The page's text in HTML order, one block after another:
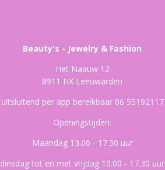
Beauty's - Jewelry & Fashion
Het Naauw 12
8911 HX Leeuwarden
uitsluitend per app bereikbaar 06 55192117
Openingstijden:
Maandag 13.00 - 17.30 uur
dinsdag tot en met vrijdag 10.00 - 17.30 uur